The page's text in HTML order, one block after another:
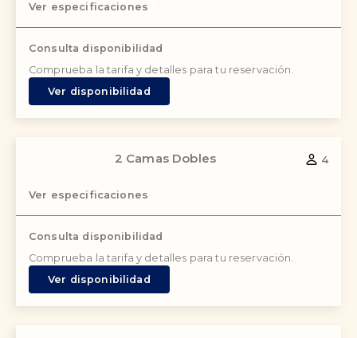
Ver especificaciones
Consulta disponibilidad
Comprueba la tarifa y detalles para tu reservación.
Ver disponibilidad
2 Camas Dobles
Ver especificaciones
4
Consulta disponibilidad
Comprueba la tarifa y detalles para tu reservación.
Ver disponibilidad